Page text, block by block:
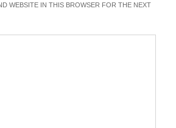
WEBSITE IN THIS BROWSER FOR THE NEXT